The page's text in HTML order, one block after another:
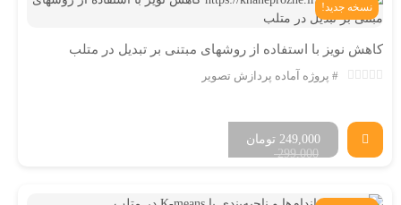
نسخه جدید!
کاهش نویز با استفاده از روشهای مبتنی بر تبدیل در متلب
پروژه آماده پردازش تصویر
299,000
تومان 249,000